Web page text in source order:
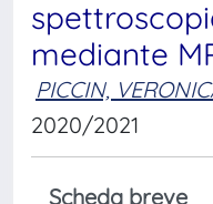
mediante
PICCIN,
2020/2021
Scheda breve